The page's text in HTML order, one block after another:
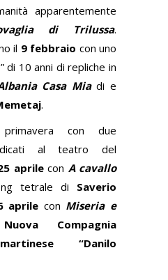
apparentemente
di Trilussa.
il 9 febbraio con uno
di 10 anni di repliche in
Casa Miadi e
.
con due
al teatro del
aprile con A cavallo
tetrale di Saverio
aprile con Miseria e
Nuova Compagnia
“Danilo